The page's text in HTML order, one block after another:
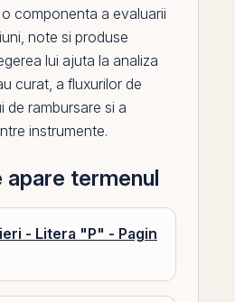
componenta a evaluarii
note si produse
lui ajuta la analiza
curat, a fluxurilor de
de rambursare si a
instrumente.
apare termenul
- Litera "P" - Pagin